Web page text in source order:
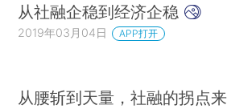
从社融企稳到经济企稳
2019年03月04日 APP打开
从腰斩到天量，社融的拐点来